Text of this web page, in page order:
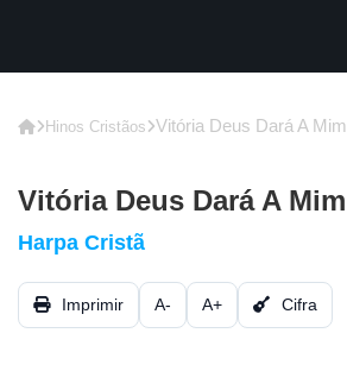
GRÁTIS
GUITAR
Hinos Cristãos Vitória Deus Dará A Mim
Vitória Deus Dará A Mim
Harpa Cristã
Imprimir A- A+ Cifra